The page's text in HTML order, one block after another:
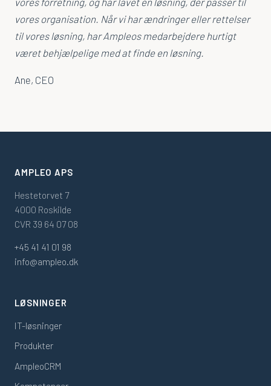
vores organisation. Når vi har ændringer eller rettelser
til vores løsning, har Ampleos medarbejdere hurtigt
været behjælpelige med at finde en løsning.
Ane, CEO
AMPLEO APS
Hestetorvet 7
4000 Roskilde
CVR 39 64 07 08
+45 41 41 01 98
info@ampleo.dk
LØSNINGER
IT-løsninger
Produkter
AmpleoCRM